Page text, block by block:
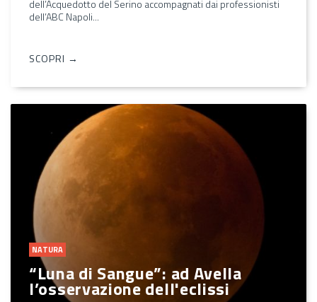
dell’Acquedotto del Serino accompagnati dai professionisti
dell’ABC Napoli...
SCOPRI →
NATURA
“Luna di Sangue”: ad Avella
l’osservazione dell'eclissi